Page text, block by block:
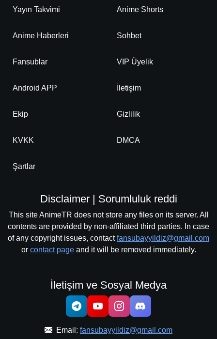
Yayın Takvimi Anime Shorts
Anime Haberleri Sohbet
Fansublar VIP Üyelik
Android APP İletişim
Ekip Gizlilik
KVKK DMCA
Şartlar
Disclaimer | Sorumluluk reddi
This site AnimeTR does not store any files on its server. All
contents are provided by non-affiliated third parties. In case
of any copyright issues, contactfansubayyildiz@gmail.com
or contact pageand it will be removed immediately.
İletişim ve Sosyal Medya
Email: fansubayyildiz@gmail.com